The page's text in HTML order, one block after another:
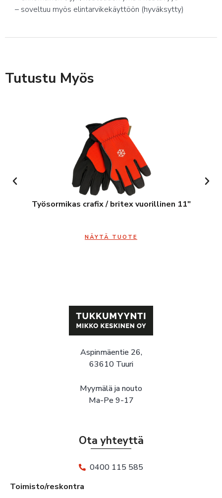
– soveltuu myös elintarvikekäyttöön (hyväksytty)
Tutustu Myös
Työsormikas crafix / britex vuorillinen 11″
NÄYTÄ TUOTE
Aspinmäentie 26,
63610 Tuuri
Myymälä ja nouto
Ma-Pe 9-17
Ota yhteyttä
0400 115 585
Toimisto/reskontra